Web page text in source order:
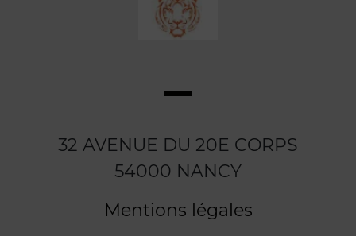
32 AVENUE DU 20E CORPS
54000 NANCY
Mentions légales